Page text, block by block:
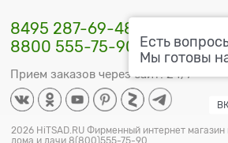
8495 287-69-48
8800 555-75-90
Прием заказов через сайт: 24/7
2026 HiTSAD.RU Фирменный интернет
дома и дачи 8(800)555-75-90
Есть
Мы готовы